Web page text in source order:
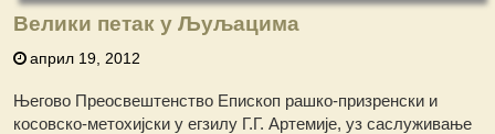
Велики петак у Љуљацима
април 19, 2012
Његово Преосвештенство Епископ рашко-призренски и
косовско-метохијски у егзилу Г.Г. Артемије, уз саслуживање